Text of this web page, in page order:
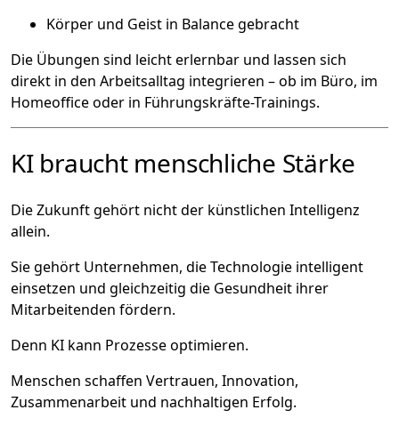
Körper und Geist in Balance gebracht
Die Übungen sind leicht erlernbar und lassen sich
direkt in den Arbeitsalltag integrieren – ob im Büro, im
Homeoffice oder in Führungskräfte-Trainings.
KI braucht menschliche Stärke
Die Zukunft gehört nicht der künstlichen Intelligenz
allein.
Sie gehört Unternehmen, die Technologie intelligent
einsetzen und gleichzeitig die Gesundheit ihrer
Mitarbeitenden fördern.
Denn KI kann Prozesse optimieren.
Menschen schaffen Vertrauen, Innovation,
Zusammenarbeit und nachhaltigen Erfolg.